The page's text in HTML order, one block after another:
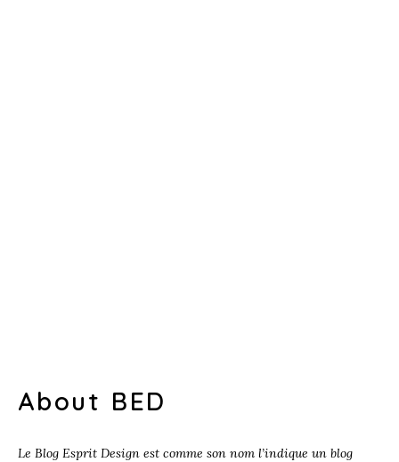
About BED
Le Blog Esprit Design est comme son nom l’indique un blog